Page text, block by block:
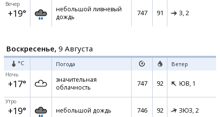
Вечер
+19°
небольшой ливневый
дождь
747 91 З, 2
Воскресенье, 9 Августа
°C Погода Ветер
Ночь
+17°
значительная
облачность
747 92 ЮВ, 1
Утро
+19° небольшой дождь 746 92 ЗЮЗ, 2